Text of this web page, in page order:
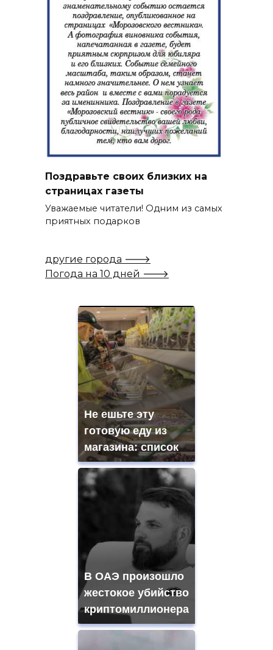
Поздравьте своих близких на
страницах газеты
Уважаемые читатели! Одним из самых
приятных подарков
другие города 🡒
Погода на 10 дней 🡒
Не ешьте эту
готовую еду из
магазина: список
В ОАЭ произошло
жестокое убийство
криптомиллионера